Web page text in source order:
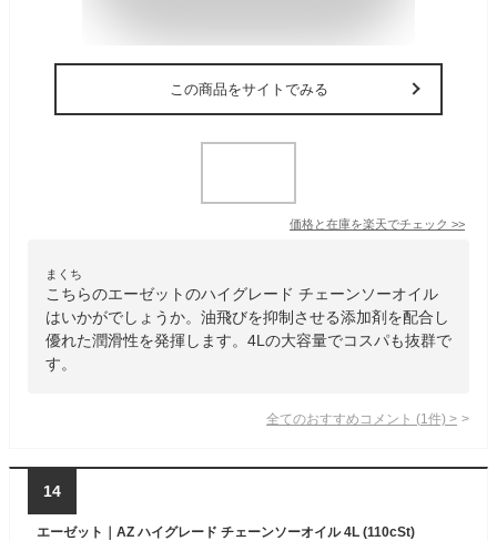
この商品をサイトでみる
価格と在庫を楽天でチェック >>
まくち
こちらのエーゼットのハイグレード チェーンソーオイル
はいかがでしょうか。油飛びを抑制させる添加剤を配合し
優れた潤滑性を発揮します。4Lの大容量でコスパも抜群で
す。
全てのおすすめコメント (1 件) >
14
エーゼット｜AZ ハイグレード チェーンソーオイル 4L (110cSt)